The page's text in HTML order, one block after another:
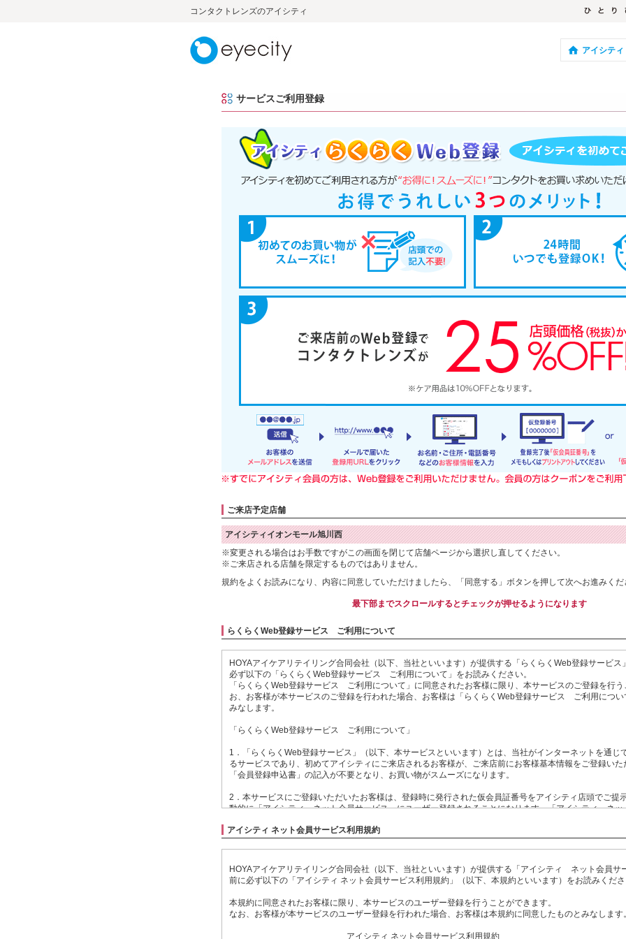
コンタクトレンズのアイシティ
アイシテ
サービスご利用登録
ご来店予定店舗
アイシティイオンモール旭川西
※変更される場合はお手数ですがこの画面を閉じて店舗ページから選択し直してください。
※ご来店される店舗を限定するものではありません。
規約をよくお読みになり、内容に同意していただけましたら、「同意する」ボタンを押して次へお進みくだ
最下部までスクロールするとチェックが押せるようになります
らくらくWeb登録サービス ご利用について
HOYAアイケアリテイリング合同会社（以下、当社といいます）が提供する「らくらくWeb登録サービス
必ず以下の「らくらくWeb登録サービス ご利用について」をお読みください。
「らくらくWeb登録サービス ご利用について」に同意されたお客様に限り、本サービスのご登録を行
お、お客様が本サービスのご登録を行われた場合、お客様は「らくらくWeb登録サービス ご利用につ
みなします。
「らくらくWeb登録サービス ご利用について」
1．「らくらくWeb登録サービス」（以下、本サービスといいます）とは、当社がインターネットを通じ
るサービスであり、初めてアイシティにご来店されるお客様が、ご来店前にお客様基本情報をご登録い
「会員登録申込書」の記入が不要となり、お買い物がスムーズになります。
2．本サービスにご登録いただいたお客様は、登録時に発行された仮会員証番号をアイシティ店頭でご提
動的に「アイシティ ネット会員サービス」にユーザー登録されることになります。「アイシティ ネッ
4．お客様が本サービスにご登録後3ヶ月以内にアイシティにご来店なされない場合には、自動的に本サ
れ、ご登録いただいたお客様基本情報も削除されます。
5．当社は、お客様にご登録いただいた個人情報につきまして、当社の定める「個人情報保護基本方針」
理いたします。
アイシティ ネット会員サービス利用規約
HOYAアイケアリテイリング合同会社（以下、当社といいます）が提供する「アイシティ ネット会員サ
前に必ず以下の「アイシティ ネット会員サービス利用規約」（以下、本規約といいます）をお読みくだ
本規約に同意されたお客様に限り、本サービスのユーザー登録を行うことができます。
なお、お客様が本サービスのユーザー登録を行われた場合、お客様は本規約に同意したものとみなします
アイシティ ネット会員サービス利用規約